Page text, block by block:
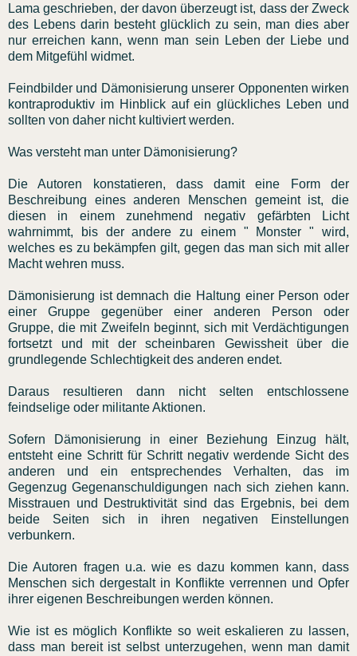
Lama geschrieben, der davon überzeugt ist, dass der Zweck
des Lebens darin besteht glücklich zu sein, man dies aber
nur erreichen kann, wenn man sein Leben der Liebe und
dem Mitgefühl widmet.
Feindbilder und Dämonisierung unserer Opponenten wirken
kontraproduktiv im Hinblick auf ein glückliches Leben und
sollten von daher nicht kultiviert werden.
Was versteht man unter Dämonisierung?
Die Autoren konstatieren, dass damit eine Form der
Beschreibung eines anderen Menschen gemeint ist, die
diesen in einem zunehmend negativ gefärbten Licht
wahrnimmt, bis der andere zu einem " Monster " wird,
welches es zu bekämpfen gilt, gegen das man sich mit aller
Macht wehren muss.
Dämonisierung ist demnach die Haltung einer Person oder
einer Gruppe gegenüber einer anderen Person oder
Gruppe, die mit Zweifeln beginnt, sich mit Verdächtigungen
fortsetzt und mit der scheinbaren Gewissheit über die
grundlegende Schlechtigkeit des anderen endet.
Daraus resultieren dann nicht selten entschlossene
feindselige oder militante Aktionen.
Sofern Dämonisierung in einer Beziehung Einzug hält,
entsteht eine Schritt für Schritt negativ werdende Sicht des
anderen und ein entsprechendes Verhalten, das im
Gegenzug Gegenanschuldigungen nach sich ziehen kann.
Misstrauen und Destruktivität sind das Ergebnis, bei dem
beide Seiten sich in ihren negativen Einstellungen
verbunkern.
Die Autoren fragen u.a. wie es dazu kommen kann, dass
Menschen sich dergestalt in Konflikte verrennen und Opfer
ihrer eigenen Beschreibungen werden können.
Wie ist es möglich Konflikte so weit eskalieren zu lassen,
dass man bereit ist selbst unterzugehen, wenn man damit